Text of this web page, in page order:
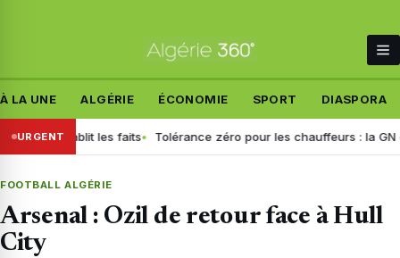
À LA UNE ALGÉRIE ÉCONOMIE SPORT DIASPORA
URGENT
rétablit les faits Tolérance zéro pour les chauffeurs : la GN
FOOTBALL ALGÉRIE
Arsenal : Ozil de retour face à Hull
City